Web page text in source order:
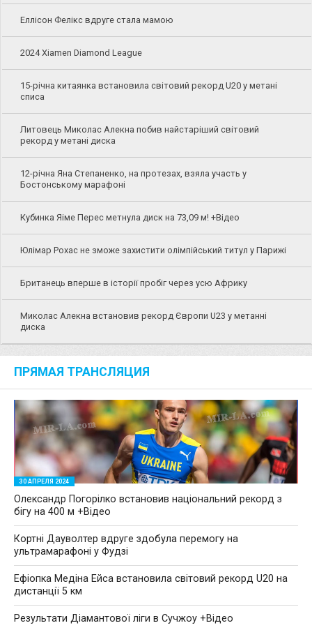
Еллісон Фелікс вдруге стала мамою
2024 Xiamen Diamond League
15-річна китаянка встановила світовий рекорд U20 у метані
списа
Литовець Миколас Алекна побив найстаріший світовий
рекорд у метані диска
12-річна Яна Степаненко, на протезах, взяла участь у
Бостонському марафоні
Кубинка Яіме Перес метнула диск на 73,09 м! +Відео
Юлімар Рохас не зможе захистити олімпійський титул у Парижі
Британець вперше в історії пробіг через усю Африку
Миколас Алекна встановив рекорд Європи U23 у метанні
диска
ПРЯМАЯ ТРАНСЛЯЦИЯ
30 АПРЕЛЯ 2024
Олександр Погорілко встановив національний рекорд з
бігу на 400 м +Відео
Кортні Дауволтер вдруге здобула перемогу на
ультрамарафоні у Фудзі
Ефіопка Медіна Ейса встановила світовий рекорд U20 на
дистанції 5 км
Результати Діамантової ліги в Сучжоу +Відео